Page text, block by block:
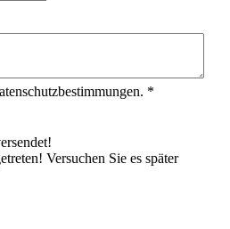
*
Versuchen Sie es später